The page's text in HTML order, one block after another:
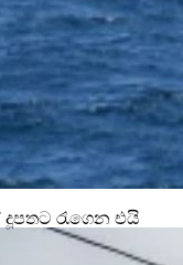
දූපතට රැගෙන එයි